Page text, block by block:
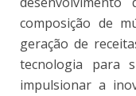
composição de
geração de
tecnologia para
impulsionar a